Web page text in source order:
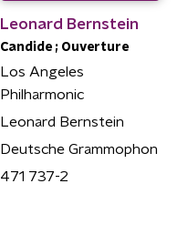
Leonard Bernstein
Candide ; Ouverture
Los Angeles
Philharmonic
Leonard Bernstein
Deutsche Grammophon
471 737-2